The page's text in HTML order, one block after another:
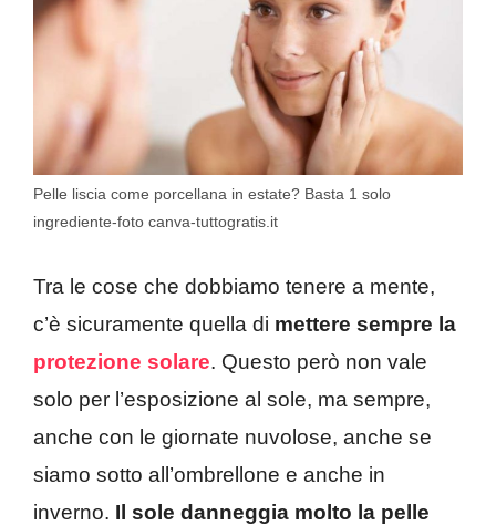
Pelle liscia come porcellana in estate? Basta 1 solo
ingrediente-foto canva-tuttogratis.it
Tra le cose che dobbiamo tenere a mente,
c’è sicuramente quella di mettere sempre la
protezione solare. Questo però non vale
solo per l’esposizione al sole, ma sempre,
anche con le giornate nuvolose, anche se
siamo sotto all’ombrellone e anche in
inverno. Il sole danneggia molto la pelle